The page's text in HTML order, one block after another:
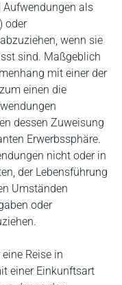
Aufwendungen als
oder
wenn sie
sind. Maßgeblich
mit einer der
einen die
dessen Zuweisung
Erwerbssphäre.
nicht oder in
der Lebensführung
Umständen
oder
Reise in
einer Einkunftsart